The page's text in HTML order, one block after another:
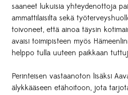
saaneet lukuisia yhteydenottoja
ammattilaisilta sekä
toivoneet, että ainoa täysin
avaisi toimipisteen myös
helppo tulla uuteen paikkaan
Perinteisen vastaanoton lisäksi
älykkääseen etähoitoon, jota